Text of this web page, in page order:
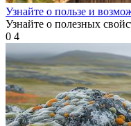
Узнайте о пользе и
Узнайте о полезных
0 4